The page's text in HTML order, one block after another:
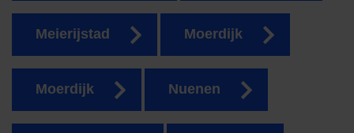
Meierijstad Moerdijk
Moerdijk Nuenen